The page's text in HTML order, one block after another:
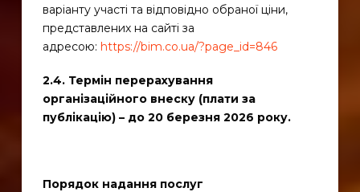
варіанту участі та відповідно обраної ціни,
представлених на сайті за
адресою: https://bim.co.ua/?page_id=846
2.4. Термін перерахування
організаційного внеску (плати за
публікацію) – до 20 березня 2026 року.
Порядок надання послуг